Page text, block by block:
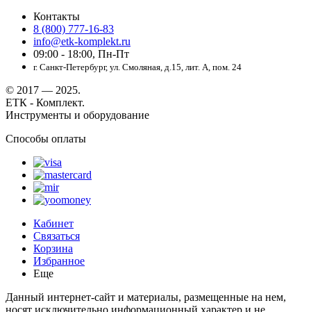
Контакты
8 (800) 777-16-83
info@etk-komplekt.ru
09:00 - 18:00, Пн-Пт
г. Санкт-Петербург, ул. Смоляная, д.15, лит. А, пом. 24
© 2017 — 2025.
ЕТК - Комплект.
Инструменты и оборудование
Способы оплаты
Кабинет
Связаться
Корзина
Избранное
Еще
Данный интернет-сайт и материалы, размещенные на нем,